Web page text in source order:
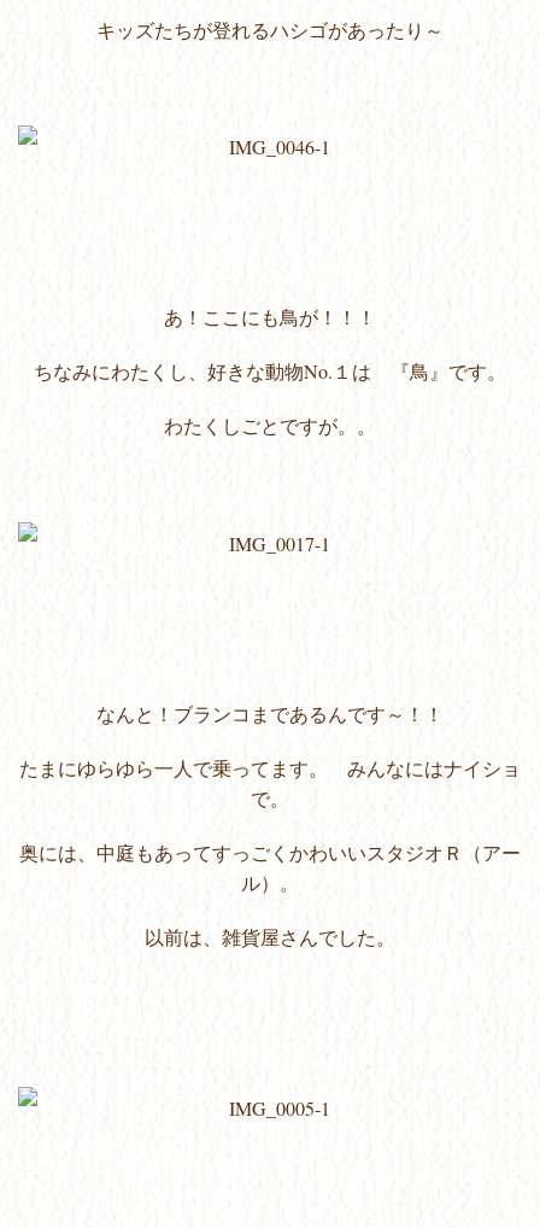
キッズたちが登れるハシゴがあったり～
あ！ここにも鳥が！！！
ちなみにわたくし、好きな動物No.１は 『鳥』です。
わたくしごとですが。。
なんと！ブランコまであるんです～！！
たまにゆらゆら一人で乗ってます。 みんなにはナイショ
で。
奥には、中庭もあってすっごくかわいいスタジオＲ（アー
ル）。
以前は、雑貨屋さんでした。